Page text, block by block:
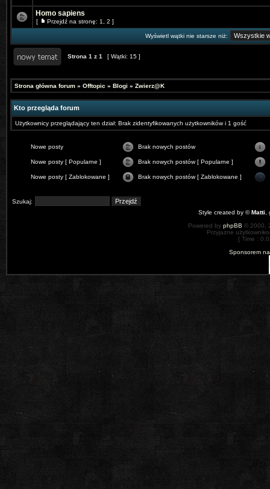
Homo sapiens
[ Przejdź na stronę: 1 2 ]
Wyświetl wątki nie starsze niż:
Strona 1 z 1 [ Wątki: 15 ]
Strona główna forum » Offtopic » Blogi » Zwierz@K
Kto przegląda forum
Użytkownicy przeglądający ten dział: Brak zidentyfikowanych użytkowników i 1 gość
Nowe posty Brak nowych postów
Nowe posty [ Popularne ] Brak nowych postów [ Popularne ]
Nowe posty [ Zablokowane ] Brak nowych postów [ Zablokowane ]
Szukaj:
Style created by ©Matti
Powered by phpBB © 2000,
Przyjazne
[ Time :
Sponsorem